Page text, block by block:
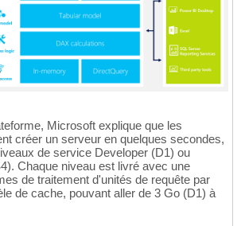
Microsoft explique que les
créer un serveur en quelques secondes,
de service Developer (D1) ou
Chaque niveau est livré avec une
de traitement d'unités de requête par
de cache, pouvant aller de 3 Go (D1) à